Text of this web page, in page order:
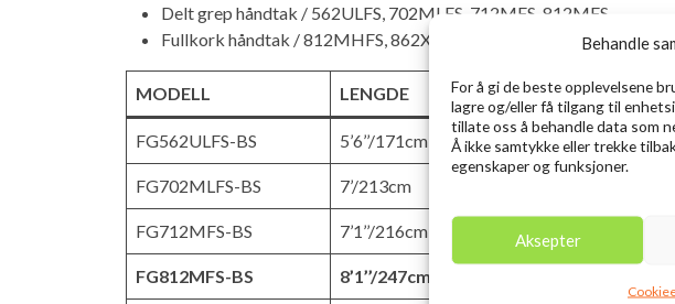
Behandle
For å gi de beste opplevelsene
lagre og/eller få tilgang til
tillate oss å behandle data som
Å ikke samtykke eller trekke
egenskaper og funksjoner.
Aksepter
Delt grep håndtak / 562ULFS, 702MLFS, 712MFS, 812MFS
Fullkork håndtak / 812MHFS, 862XHFS, 912MLRS, 1012MRS
MODELL LENGDE VEKT
FG562ULFS-BS 5’6’’/171cm 97g
FG702MLFS-BS 7’/213cm
FG712MFS-BS 7’1’’/216cm 139g
FG812MFS-BS 8’1’’/247cm